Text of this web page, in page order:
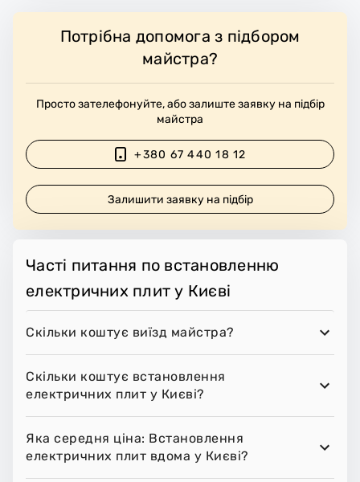
Потрібна допомога з підбором
майстра?
Просто зателефонуйте, або залиште заявку на підбір
майстра
+380 67 440 18 12
Залишити заявку на підбір
Часті питання по встановленню
електричних плит у Києві
Скільки коштує виїзд майстра?
Скільки коштує встановлення
електричних плит у Києві?
Яка середня ціна: Встановлення
електричних плит вдома у Києві?